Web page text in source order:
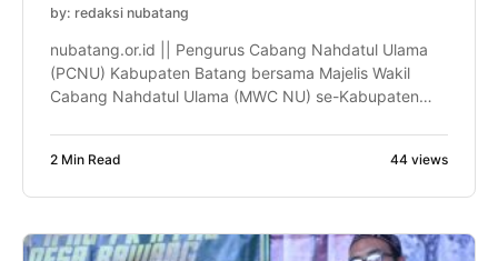
by: redaksi nubatang
nubatang.or.id || Pengurus Cabang Nahdatul Ulama
(PCNU) Kabupaten Batang bersama Majelis Wakil
Cabang Nahdatul Ulama (MWC NU) se-Kabupaten
Sempu Kecamatan Limpung, Ahad (26/9/2021). Tiga
Lembaga Ta’mir Masjid […]
2 Min Read 44 views